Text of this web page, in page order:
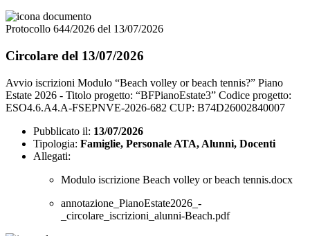
Protocollo 644/2026 del 13/07/2026
Circolare del 13/07/2026
Avvio iscrizioni Modulo “Beach volley or beach tennis?” Piano
Estate 2026 - Titolo progetto: “BFPianoEstate3” Codice progetto:
ESO4.6.A4.A-FSEPNVE-2026-682 CUP: B74D26002840007
Pubblicato il: 13/07/2026
Tipologia: Famiglie, Personale ATA, Alunni, Docenti
Allegati:
Modulo iscrizione Beach volley or beach tennis.docx
annotazione_PianoEstate2026_-
_circolare_iscrizioni_alunni-Beach.pdf